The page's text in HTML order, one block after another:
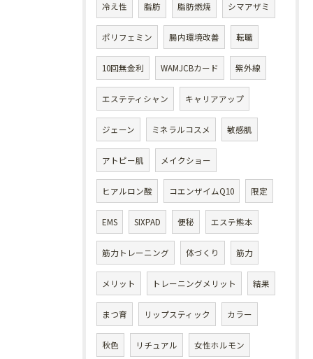
冷え性 脂肪 脂肪燃焼 シマアザミ
ポリフェミン 腸内環境改善 転職
10回無金利 WAMJCBカード 紫外線
エステティシャン キャリアアップ
ジェーン ミネラルコスメ 敏感肌
アトピー肌 メイクショー
ヒアルロン酸 コエンザイムQ10 限定
EMS SIXPAD 便秘 エステ熊本
筋力トレーニング 体づくり 筋力
メリット トレーニングメリット 結果
まつ育 リップスティック カラー
秋色 リチュアル 女性ホルモン